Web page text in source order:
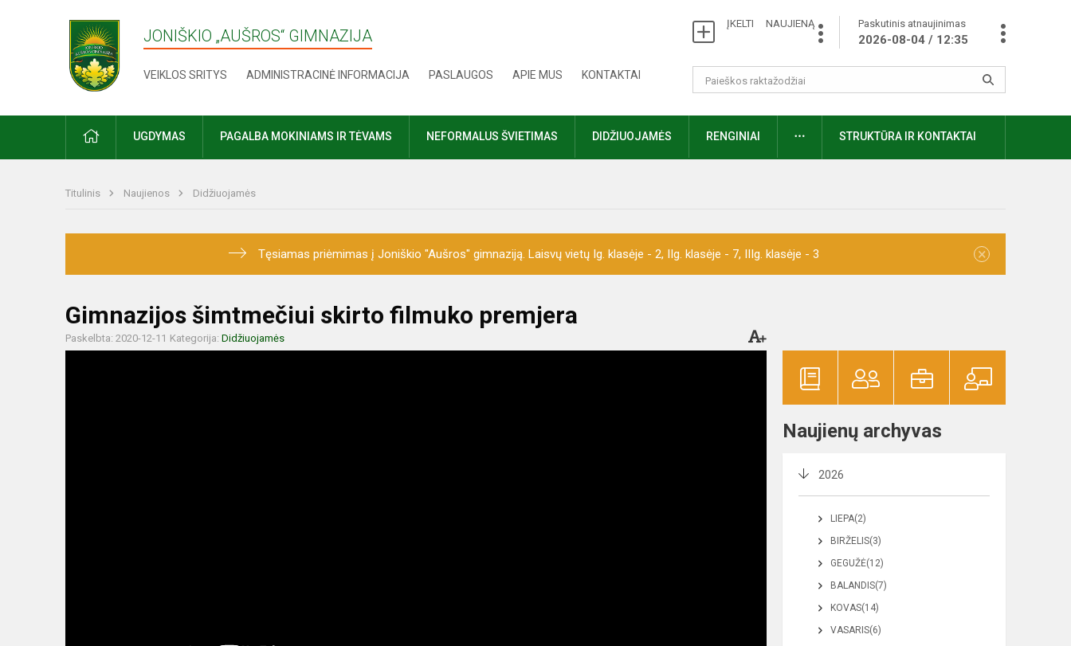
JONIŠKIO „AUŠROS“ GIMNAZIJA
VEIKLOS SRITYS ADMINISTRACINĖ INFORMACIJA PASLAUGOS APIE MUS KONTAKTAI
ĮKELTI NAUJIENĄ Paskutinis atnaujinimas
2026-08-04 / 12:35
UGDYMAS PAGALBA MOKINIAMS IR TĖVAMS NEFORMALUS ŠVIETIMAS DIDŽIUOJAMĖS RENGINIAI STRUKTŪRA IR KONTAKTAI
Titulinis Naujienos Didžiuojamės
Tęsiamas priėmimas į Joniškio "Aušros" gimnaziją. Laisvų vietų Ig. klasėje - 2, IIg. klasėje - 7, IIIg. klasėje - 3 ×
Gimnazijos šimtmečiui skirto filmuko premjera
Paskelbta: 2020-12-11 Kategorija: Didžiuojamės
Naujienų archyvas
2026
LIEPA(2)
BIRŽELIS(3)
GEGUŽĖ(12)
BALANDIS(7)
KOVAS(14)
VASARIS(6)